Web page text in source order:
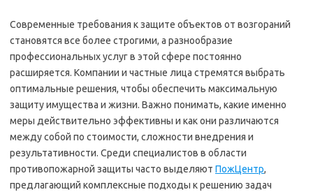
Современные требования к защите объектов от возгораний
становятся все более строгими, а разнообразие
профессиональных услуг в этой сфере постоянно
расширяется. Компании и частные лица стремятся выбрать
оптимальные решения, чтобы обеспечить максимальную
защиту имущества и жизни. Важно понимать, какие именно
меры действительно эффективны и как они различаются
между собой по стоимости, сложности внедрения и
результативности. Среди специалистов в области
противопожарной защиты часто выделяют ПожЦентр,
предлагающий комплексные подходы к решению задач